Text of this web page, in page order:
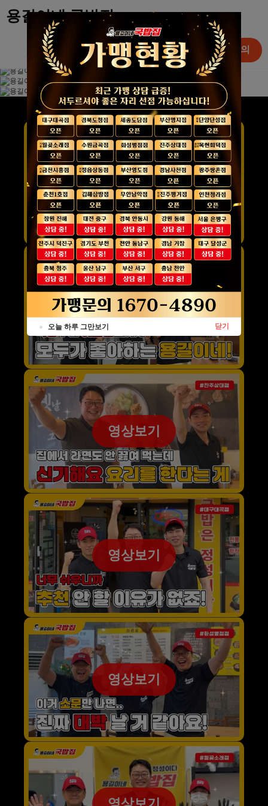
● 오늘 하루 그만보기 닫기
용길이네 국밥집
가족점 개설 문의
영상보기
영상보기
영상보기
영상보기
영상보기
영상보기